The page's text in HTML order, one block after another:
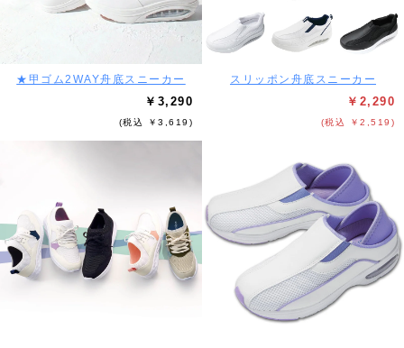
★甲ゴム2WAY舟底スニーカー
￥3,290
(税込 ￥3,619)
スリッポン舟底スニーカー
￥2,290
(税込 ￥2,519)